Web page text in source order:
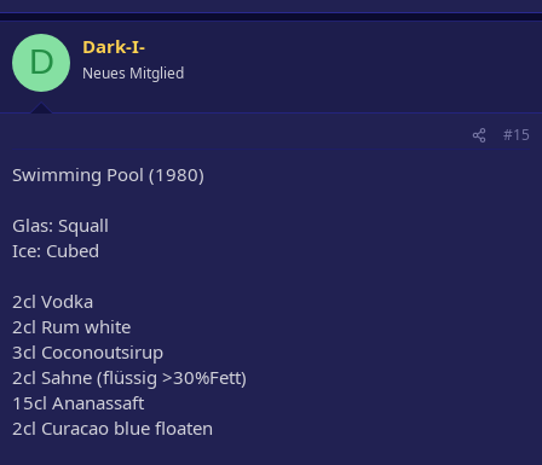
D Dark-I-
Neues Mitglied
#15
Swimming Pool (1980)
Glas: Squall
Ice: Cubed
2cl Vodka
2cl Rum white
3cl Coconoutsirup
2cl Sahne (flüssig >30%Fett)
15cl Ananassaft
2cl Curacao blue floaten